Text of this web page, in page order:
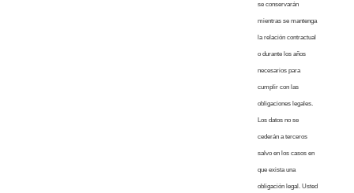
se conservarán
mientras se mantenga
la relación contractual
o durante los años
necesarios para
cumplir con las
obligaciones legales.
Los datos no se
cederán a terceros
salvo en los casos en
que exista una
obligación legal. Usted